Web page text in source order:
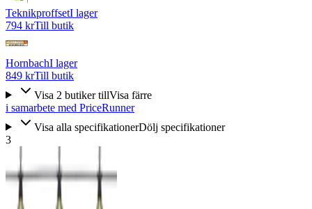
TeknikproffsetI lager
794 krTill butik
HornbachI lager
849 krTill butik
Visa 2 butiker tillVisa färre
i samarbete med PriceRunner
Visa alla specifikationerDölj specifikationer
3